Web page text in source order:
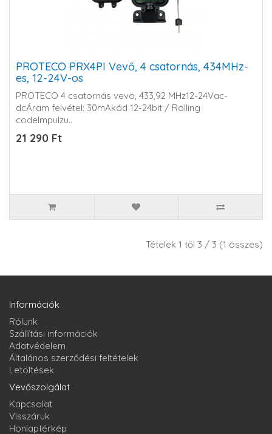
PROTECO PRX4PI Vevő, 4 csatornás, 434MHz-
es, 12-24V-os
PROTECO 4 csatornás vevö, 433,92 MHz12-24Vac-
dcÁram felvétel: 30mAkód 12-24bit / Rolling
codeImpulzu..
21 290 Ft
Tételek 1 től 3 / 3 (1 összes)
Információk
Rólunk
Szállítási információk
Adatvédelem
Általános szerződési feltételek
Letöltések
Vevőszolgálat
Kapcsolat
Visszáruk
Honlaptérkép